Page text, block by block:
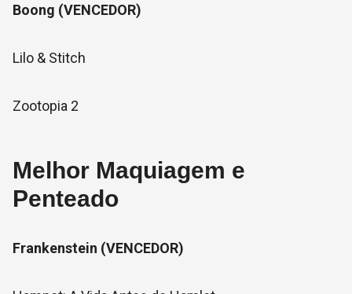
Boong (VENCEDOR)
Lilo & Stitch
Zootopia 2
Melhor Maquiagem e
Penteado
Frankenstein (VENCEDOR)